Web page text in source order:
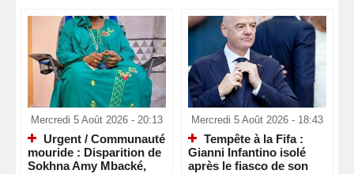
Mercredi 5 Août 2026 - 20:13
Urgent / Communauté
mouride : Disparition de
Sokhna Amy Mbacké,
Mercredi 5 Août 2026 - 18:43
Tempête à la Fifa :
Gianni Infantino isolé
après le fiasco de son